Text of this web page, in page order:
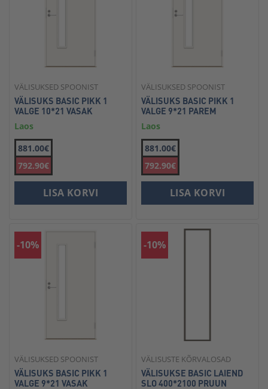
VÄLISUKSED SPOONIST
VÄLISUKS BASIC PIKK 1
VALGE 10*21 VASAK
Laos
881.00€
792.90€
LISA KORVI
VÄLISUKSED SPOONIST
VÄLISUKS BASIC PIKK 1
VALGE 9*21 PAREM
Laos
881.00€
792.90€
LISA KORVI
-10%
VÄLISUKSED SPOONIST
VÄLISUKS BASIC PIKK 1
VALGE 9*21 VASAK
-10%
VÄLISUSTE KÕRVALOSAD
VÄLISUKSE BASIC LAIEND
SLO 400*2100 PRUUN